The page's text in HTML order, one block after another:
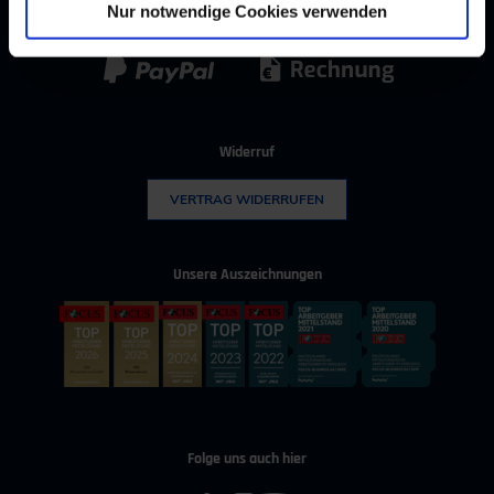
Nur notwendige Cookies verwenden
Kunststoff
Umwelttechnik
Widerruf
VERTRAG WIDERRUFEN
Unsere Auszeichnungen
Folge uns auch hier